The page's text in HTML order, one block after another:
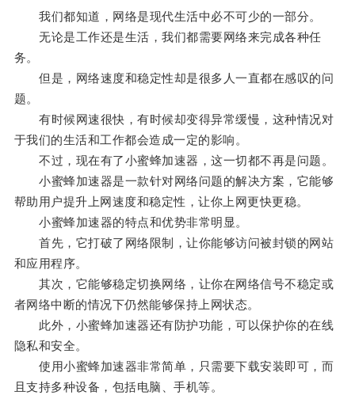
我们都知道，网络是现代生活中必不可少的一部分。
无论是工作还是生活，我们都需要网络来完成各种任
务。
但是，网络速度和稳定性却是很多人一直都在感叹的问
题。
有时候网速很快，有时候却变得异常缓慢，这种情况对
于我们的生活和工作都会造成一定的影响。
不过，现在有了小蜜蜂加速器，这一切都不再是问题。
小蜜蜂加速器是一款针对网络问题的解决方案，它能够
帮助用户提升上网速度和稳定性，让你上网更快更稳。
小蜜蜂加速器的特点和优势非常明显。
首先，它打破了网络限制，让你能够访问被封锁的网站
和应用程序。
其次，它能够稳定切换网络，让你在网络信号不稳定或
者网络中断的情况下仍然能够保持上网状态。
此外，小蜜蜂加速器还有防护功能，可以保护你的在线
隐私和安全。
使用小蜜蜂加速器非常简单，只需要下载安装即可，而
且支持多种设备，包括电脑、手机等。